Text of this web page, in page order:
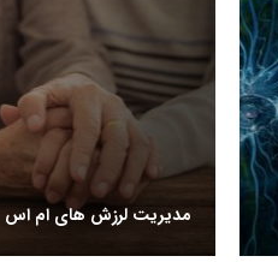
مدیریت لرزش های ام اس